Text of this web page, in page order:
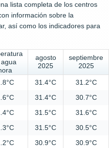
lista completa de los centros
información sobre la
así como los indicadores para
agosto
2025
septiembre
2025
31.4°C
31.2°C
31.4°C
30.7°C
31.5°C
31.6°C
31.5°C
30.5°C
30.9°C
30.9°C